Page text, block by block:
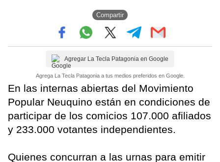
Compartir
Agregar La Tecla Patagonia en Google
Agrega La Tecla Patagonia a tus medios preferidos en Google.
En las internas abiertas del Movimiento
Popular Neuquino están en condiciones de
participar de los comicios 107.000 afiliados
y 233.000 votantes independientes.
Quienes concurran a las urnas para emitir